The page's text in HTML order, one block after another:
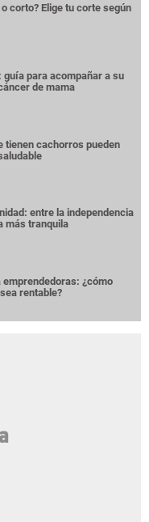
corto? Elige tu corte según
guía para acompañar a su
de mama
tienen cachorros pueden
entre la independencia
más tranquila
emprendedoras: ¿cómo
rentable?